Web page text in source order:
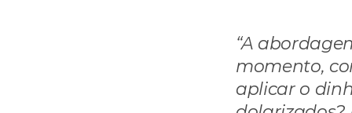
“A
momento,
aplicar o